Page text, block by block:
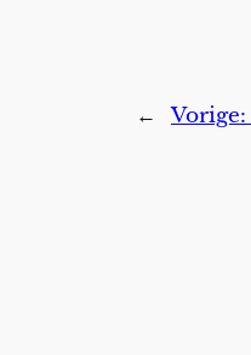
← Vorige: